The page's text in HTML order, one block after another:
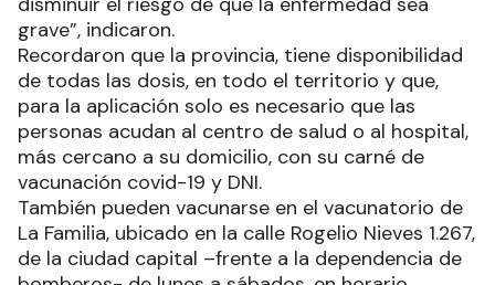
grave”, indicaron.
Recordaron que la provincia, tiene disponibilidad
de todas las dosis, en todo el territorio y que,
para la aplicación solo es necesario que las
personas acudan al centro de salud o al hospital,
más cercano a su domicilio, con su carné de
vacunación covid-19 y DNI.
También pueden vacunarse en el vacunatorio de
La Familia, ubicado en la calle Rogelio Nieves 1.267,
de la ciudad capital –frente a la dependencia de